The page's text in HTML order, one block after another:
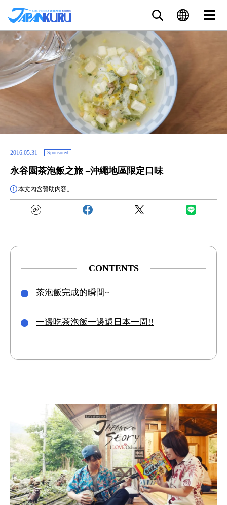
2016.05.31 Sponsored
永谷園茶泡飯之旅 –沖繩地區限定口味
本文內含贊助內容。
CONTENTS
茶泡飯完成的瞬間~
一邊吃茶泡飯一邊還日本一周!!